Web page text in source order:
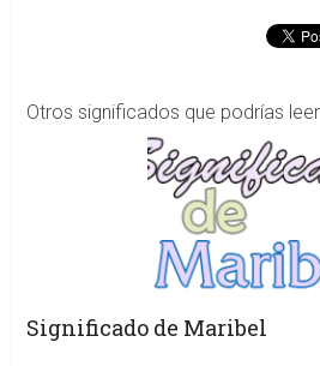
Otros significados que podrías leer
Significado de Maribel